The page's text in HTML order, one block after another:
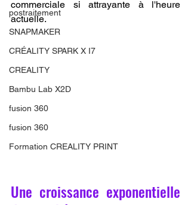
postraitement
SNAPMAKER
CRÉALITY SPARK X I7
CREALITY
Bambu Lab X2D
fusion 360
fusion 360
Formation CREALITY PRINT
commerciale si attrayante à l'heure
actuelle.
Une croissance exponentielle